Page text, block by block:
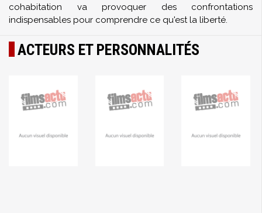
cohabitation va provoquer des confrontations
indispensables pour comprendre ce qu'est la liberté.
ACTEURS ET PERSONNALITÉS